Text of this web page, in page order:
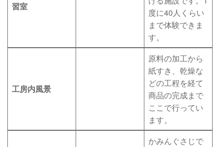
習室
度に40人くらい
まで体験できま
す。
工房内風景
原料の加工から
紙すき、乾燥な
どの工程を経て
商品の完成まで
ここで行ってい
ます。
かみんぐさじで